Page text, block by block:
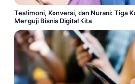
Testimoni, Konversi, dan Nurani: Tiga
Menguji Bisnis Digital Kita